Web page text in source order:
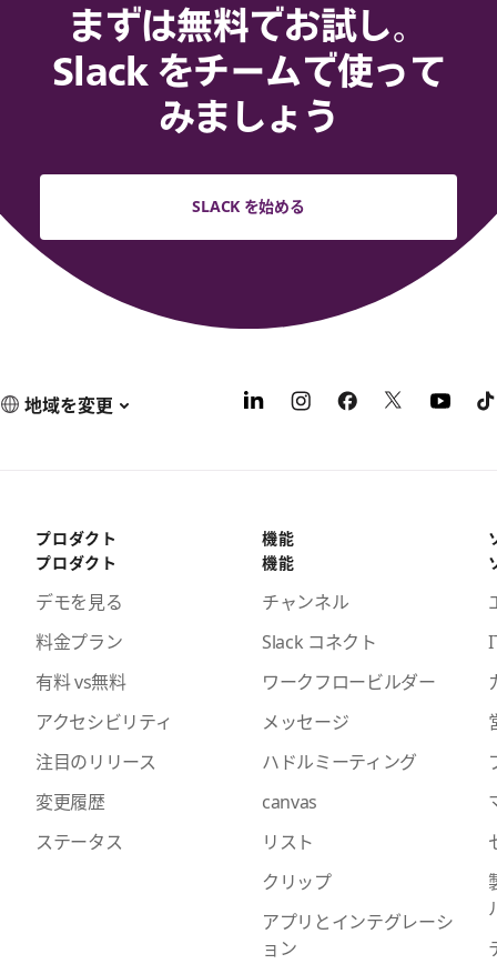
まずは無料でお試し。
Slack をチームで使って
みましょう
SLACK を始める
地域を変更
プロダクト
プロダクト
デモを見る
料金プラン
有料 vs無料
アクセシビリティ
注目のリリース
変更履歴
ステータス
機能
機能
チャンネル
Slack コネクト
ワークフロービルダー
メッセージ
ハドルミーティング
canvas
リスト
クリップ
アプリとインテグレーシ
ョン